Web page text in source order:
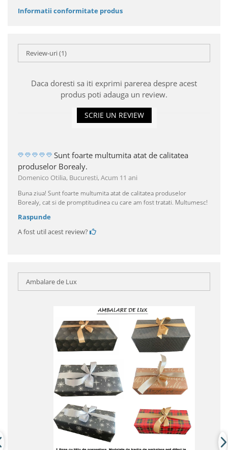
Informatii conformitate produs
Review-uri(1)
Daca doresti sa iti exprimi parerea despre acest
produs poti adauga un review.
SCRIE UN REVIEW
Sunt foarte multumita atat de calitatea
produselor Borealy.
Domenico Otilia, Bucuresti,Acum 11 ani
Buna ziua! Sunt foarte multumita atat de calitatea produselor
Borealy, cat si de promptitudinea cu care am fost tratati. Multumesc!
Raspunde
A fost util acest review?
Ambalare de Lux